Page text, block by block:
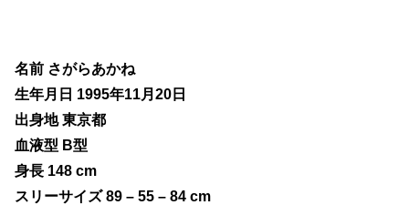
名前 さがらあかね
生年月日 1995年11月20日
出身地 東京都
血液型 B型
身長 148 cm
スリーサイズ 89 – 55 – 84 cm